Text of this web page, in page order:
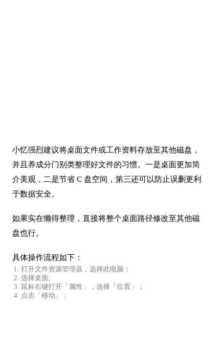
小忆强烈建议将桌面文件或工作资料存放至其他磁盘，
并且养成分门别类整理好文件的习惯。一是桌面更加简
介美观，二是节省 C 盘空间，第三还可以防止误删更利
于数据安全。
如果实在懒得整理，直接将整个桌面路径修改至其他磁
盘也行。
具体操作流程如下：
打开文件资源管理器，选择此电脑；
选择桌面;
鼠标右键打开「属性」，选择「位置」；
点击「移动」；